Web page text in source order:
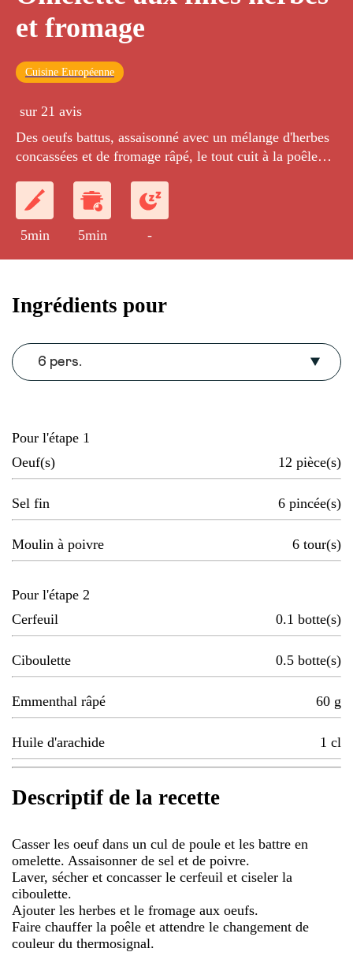
et fromage
Cuisine Européenne
sur 21 avis
Des oeufs battus, assaisonné avec un mélange d'herbes
concassées et de fromage râpé, le tout cuit à la poêle
5min 5min -
Ingrédients pour
6 pers.
Pour l'étape 1
Oeuf(s)
12 pièce(s)
Sel fin 6 pincée(s)
Moulin à poivre 6 tour(s)
Pour l'étape 2
Cerfeuil
0.1 botte(s)
Ciboulette 0.5 botte(s)
Emmenthal râpé 60 g
Huile d'arachide 1 cl
Descriptif de la recette
Casser les oeuf dans un cul de poule et les battre en
omelette. Assaisonner de sel et de poivre.
Laver, sécher et concasser le cerfeuil et ciseler la
ciboulette.
Ajouter les herbes et le fromage aux oeufs.
Faire chauffer la poêle et attendre le changement de
couleur du thermosignal.